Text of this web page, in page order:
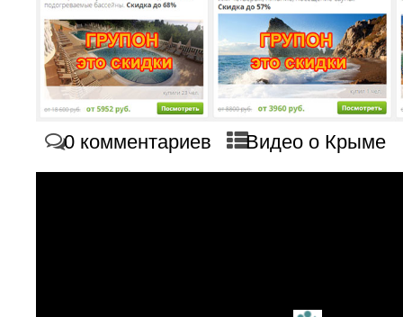
0 комментариев Видео о Крыме